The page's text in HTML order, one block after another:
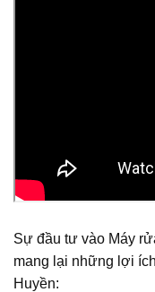
Sự đầu tư vào Máy
mang lại những lợi
Huyền: